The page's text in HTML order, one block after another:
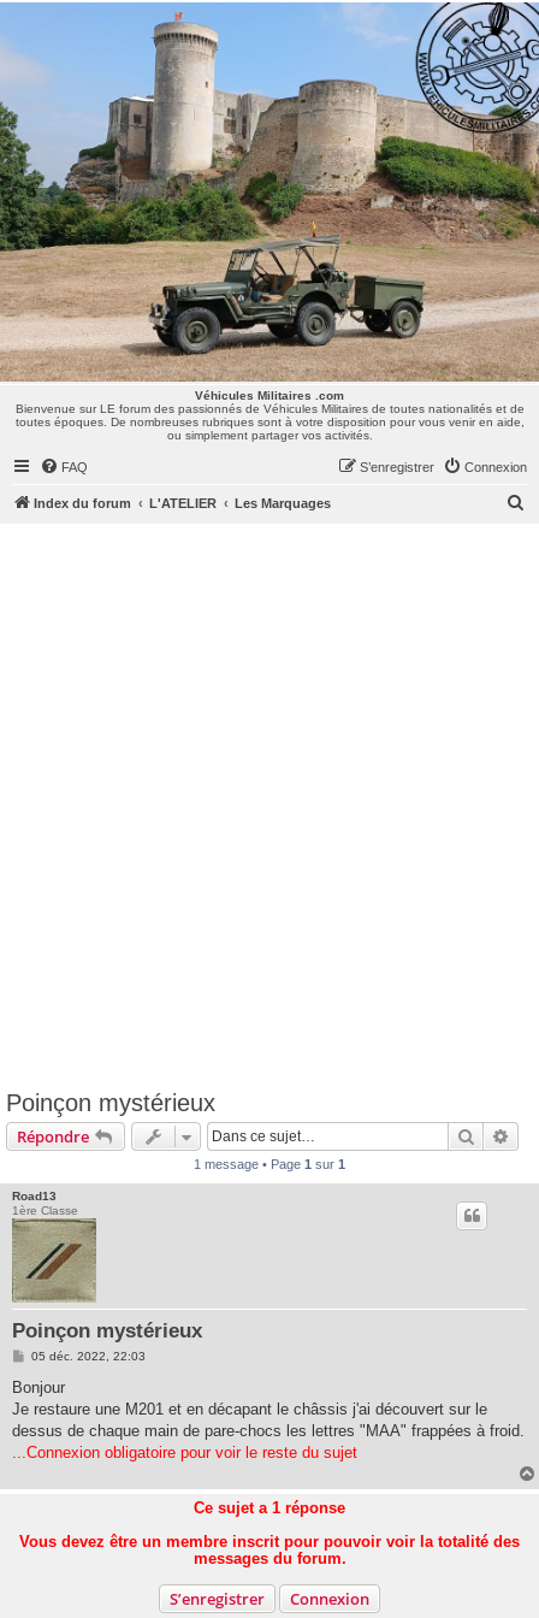
Véhicules Militaires .com
Bienvenue sur LE forum des passionnés de Véhicules Militaires de toutes nationalités et de
toutes époques. De nombreuses rubriques sont à votre disposition pour vous venir en aide,
ou simplement partager vos activités.
Véhicules Militaires .com
Bienvenue sur LE forum des passionnés de Véhicules Militaires de toutes nationalités et de
toutes époques. De nombreuses rubriques sont à votre disposition pour vous venir en aide,
ou simplement partager vos activités.
FAQ Connexion
S’enregistrer
Index du forum L'ATELIER Les Marquages
Poinçon mystérieux
Répondre
1 message • Page 1 sur 1
Road13
1ère Classe
Poinçon mystérieux
M
s
a
g
05 déc. 2022, 22:03
Bonjour
Je restaure une M201 et en décapant le châssis j'ai découvert sur le
dessus de chaque main de pare-chocs les lettres "MAA" frappées à froid.
...Connexion obligatoire pour voir le reste du sujet
Ce sujet a 1 réponse
Vous devez être un membre inscrit pour pouvoir voir la totalité des
messages du forum.
S’enregistrer Connexion